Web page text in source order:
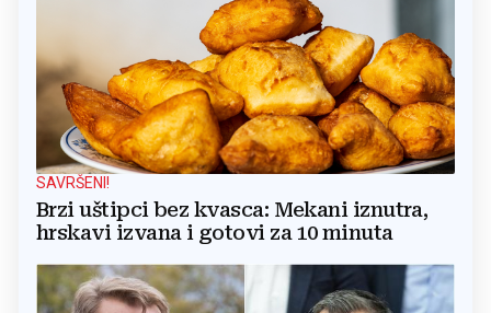
SAVRŠENI!
Brzi uštipci bez kvasca: Mekani iznutra,
hrskavi izvana i gotovi za 10 minuta